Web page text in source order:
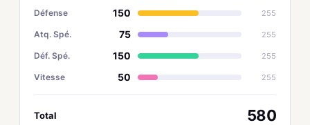
Défense 150 255
Atq. Spé. 75 255
Déf. Spé. 150 255
Vitesse 50 255
Total 580